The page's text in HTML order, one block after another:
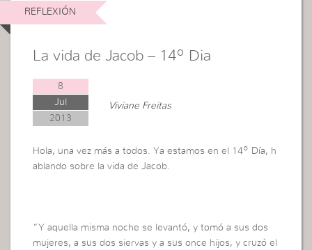
REFLEXIÓN
La vida de Jacob – 14º Dia
8
Jul
2013
Viviane Freitas
Hola, una vez más a todos. Ya estamos en el 14º Día, h
ablando sobre la vida de Jacob.
“Y aquella misma noche se levantó, y tomó a sus dos
mujeres, a sus dos siervas y a sus once hijos, y cruzó el